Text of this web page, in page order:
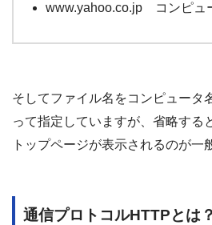
www.yahoo.co.jp コンピュ
そしてファイル名をコンピュータ
って指定していますが、省略する
トップページが表示されるのが一
通信プロトコルHTTPとは？